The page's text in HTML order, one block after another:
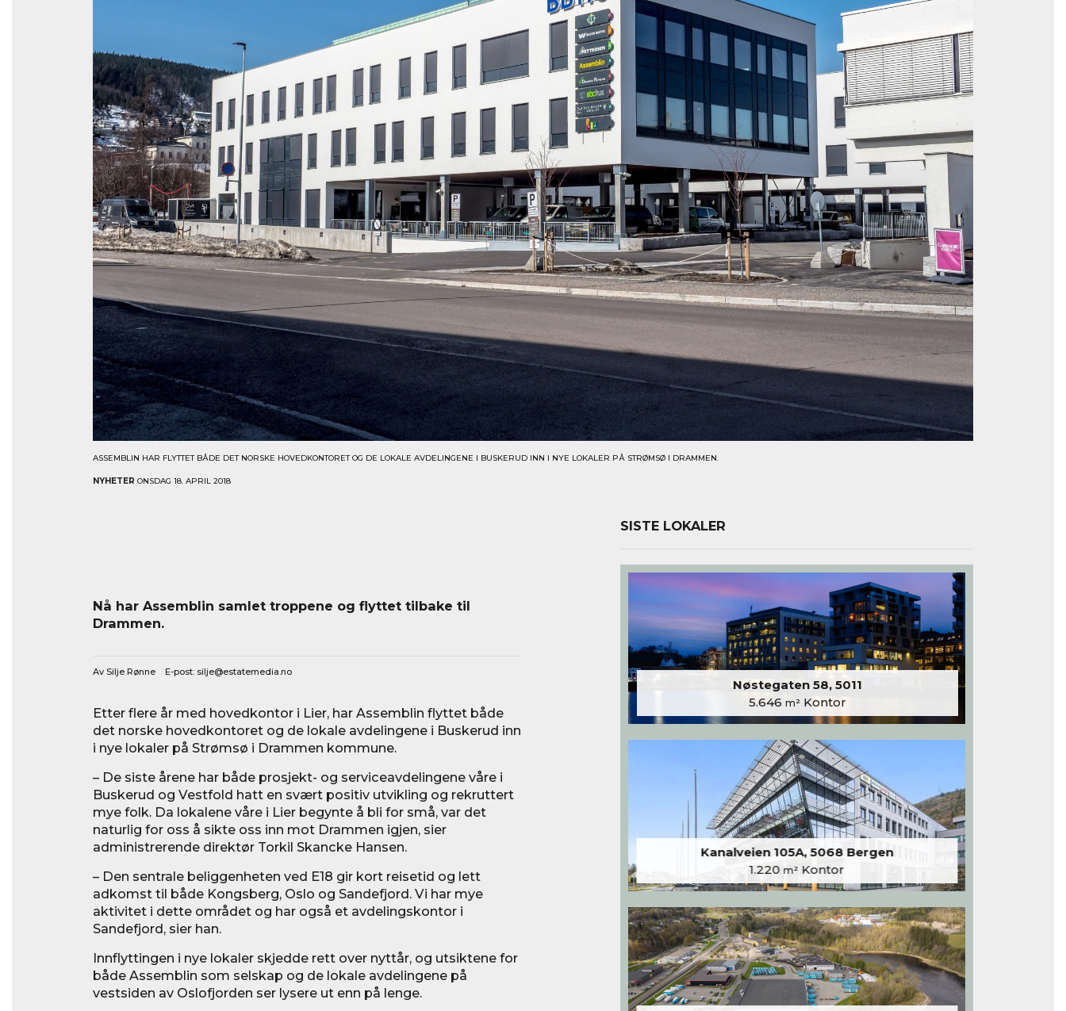
ASSEMBLIN HAR FLYTTET BÅDE DET NORSKE HOVEDKONTORET OG DE LOKALE AVDELINGENE I BUSKERUD INN I NYE LOKALER PÅ STRØMSØ I DRAMMEN.
NYHETER ONSDAG 18. APRIL 2018
Nå har Assemblin samlet troppene og flyttet tilbake til
Drammen.
Av Silje Rønne E-post: silje@estatemedia.no
Etter flere år med hovedkontor i Lier, har Assemblin flyttet både
det norske hovedkontoret og de lokale avdelingene i Buskerud inn
i nye lokaler på Strømsø i Drammen kommune.
– De siste årene har både prosjekt- og serviceavdelingene våre i
Buskerud og Vestfold hatt en svært positiv utvikling og rekruttert
mye folk. Da lokalene våre i Lier begynte å bli for små, var det
naturlig for oss å sikte oss inn mot Drammen igjen, sier
administrerende direktør Torkil Skancke Hansen.
– Den sentrale beliggenheten ved E18 gir kort reisetid og lett
adkomst til både Kongsberg, Oslo og Sandefjord. Vi har mye
aktivitet i dette området og har også et avdelingskontor i
Sandefjord, sier han.
Innflyttingen i nye lokaler skjedde rett over nyttår, og utsiktene for
både Assemblin som selskap og de lokale avdelingene på
vestsiden av Oslofjorden ser lysere ut enn på lenge.
SISTE LOKALER
Nøstegaten 58, 5011
5.646 m²Kontor
Kanalveien 105A, 5068 Bergen
1.220 m² Kontor